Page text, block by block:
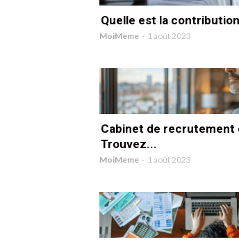
Quelle est la
MoiMeme - 1 août 2023
Cabinet de recrutement
Trouvez...
MoiMeme - 1 août 2023